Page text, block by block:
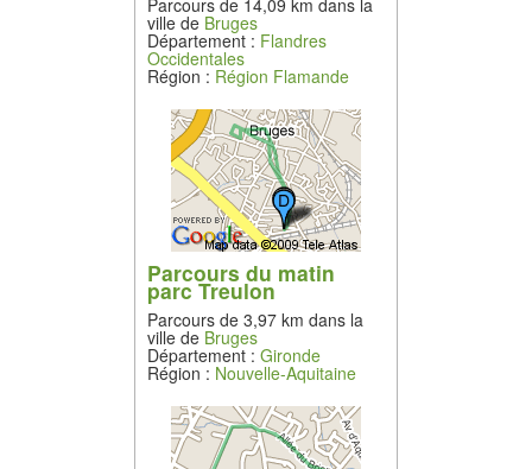
Outils & Réseaux
Parcours de 14,09 km dans la
ville de Bruges
Département : Flandres
Occidentales
Région : Région Flamande
Parcours du matin
parc Treulon
Parcours de 3,97 km dans la
ville de Bruges
Département : Gironde
Région : Nouvelle-Aquitaine